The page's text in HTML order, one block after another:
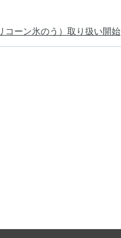
コーン氷のう）取り扱い開始